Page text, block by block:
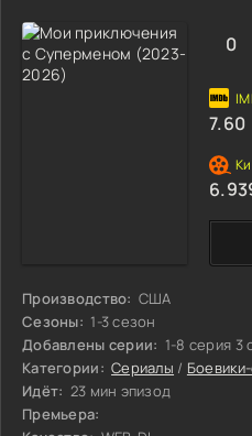
Производство: США
Сезоны: 1-3 сезон
Добавлены серии: 1-8 серия 3
Категории: Сериалы /
Идёт: 23 мин эпизод
Премьера:
0
7.60